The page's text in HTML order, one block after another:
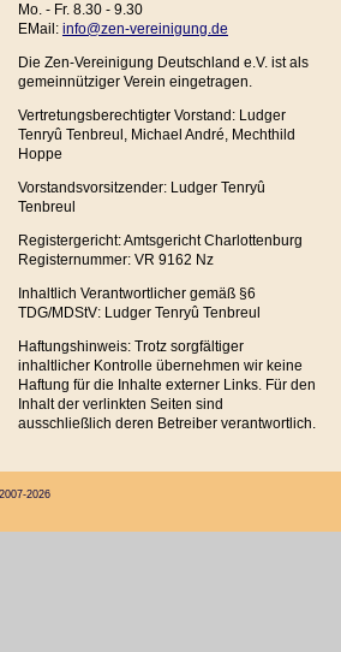
Mo. - Fr. 8.30 - 9.30
EMail: info@zen-vereinigung.de
Die Zen-Vereinigung Deutschland e.V. ist als
gemeinnütziger Verein eingetragen.
Vertretungsberechtigter Vorstand: Ludger
Tenryû Tenbreul, Michael André, Mechthild
Hoppe
Vorstandsvorsitzender: Ludger Tenryû
Tenbreul
Registergericht: Amtsgericht Charlottenburg
Registernummer: VR 9162 Nz
Inhaltlich Verantwortlicher gemäß §6
TDG/MDStV: Ludger Tenryû Tenbreul
Haftungshinweis: Trotz sorgfältiger
inhaltlicher Kontrolle übernehmen wir keine
Haftung für die Inhalte externer Links. Für den
Inhalt der verlinkten Seiten sind
ausschließlich deren Betreiber verantwortlich.
2026